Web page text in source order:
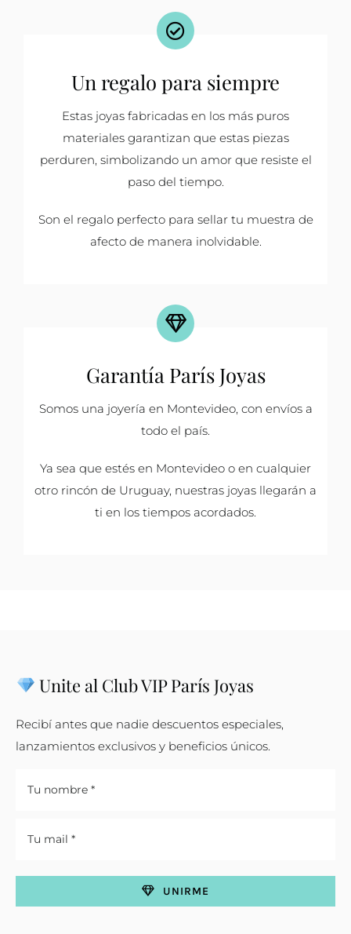
Un regalo para siempre
Estas joyas fabricadas en los más puros
materiales garantizan que estas piezas
perduren, simbolizando un amor que resiste el
paso del tiempo.
Son el regalo perfecto para sellar tu muestra de
afecto de manera inolvidable.
Garantía París Joyas
Somos una joyería en Montevideo, con envíos a
todo el país.
Ya sea que estés en Montevideo o en cualquier
otro rincón de Uruguay, nuestras joyas llegarán a
ti en los tiempos acordados.
Unite al Club VIP París Joyas
Recibí antes que nadie descuentos especiales,
lanzamientos exclusivos y beneficios únicos.
UNIRME